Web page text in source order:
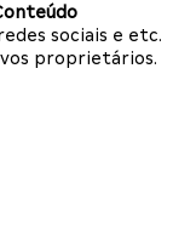
sociais e etc.
proprietários.